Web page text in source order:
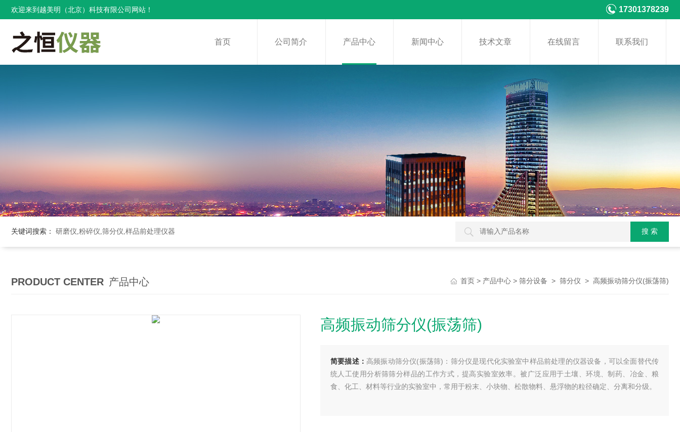
欢迎来到越美明（北京）科技有限公司网站！ 17301378239
首页 公司简介 产品中心 新闻中心 技术文章 在线留言 联系我们
关键词搜索： 研磨仪,粉碎仪,筛分仪,样品前处理仪器
PRODUCT CENTER 产品中心 首页 > 产品中心 > 筛分设备 > 筛分仪 > 高频振动筛分仪(振荡筛)
高频振动筛分仪(振荡筛)
简要描述： 高频振动筛分仪(振荡筛)：筛分仪是现代化实验室中样品前处理的仪器设备，可以全面替代传
统人工使用分析筛筛分样品的工作方式，提高实验室效率。被广泛应用于土壤、环境、制药、冶金、粮
食、化工、材料等行业的实验室中，常用于粉末、小块物、松散物料、悬浮物的粒径确定、分离和分级。